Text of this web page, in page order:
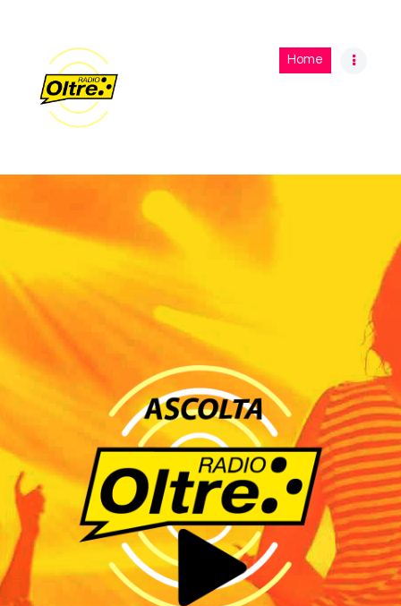
Home
Home
Palinsesto
Chi siamo
Contatti